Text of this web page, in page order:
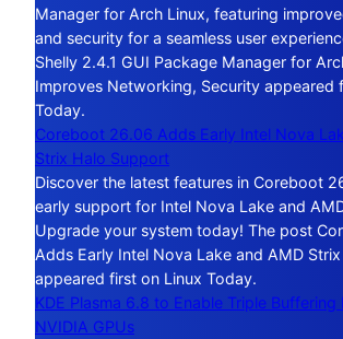
Manager for Arch Linux, featuring
and security for a seamless user
Shelly 2.4.1 GUI Package Manager for
Improves Networking, Security appeared
Today.
Coreboot 26.06 Adds Early Intel Nova
Strix Halo Support
Discover the latest features in Coreboot
early support for Intel Nova Lake and
Upgrade your system today! The post
Adds Early Intel Nova Lake and AMD
appeared first on Linux Today.
KDE Plasma 6.8 to Enable Triple
NVIDIA GPUs